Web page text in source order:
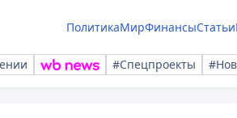
ПолитикаМирФинансыСтатьи
#Спецпроекты